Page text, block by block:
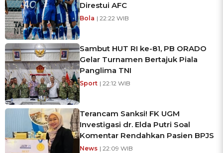
Direstui AFC
Bola | 22:22 WIB
Sambut HUT RI ke-81, PB ORADO
Gelar Turnamen Bertajuk Piala
Panglima TNI
Sport | 22:12 WIB
Terancam Sanksi! FK UGM
Investigasi dr. Elda Putri Soal
Komentar Rendahkan Pasien BPJS
News | 22:09 WIB